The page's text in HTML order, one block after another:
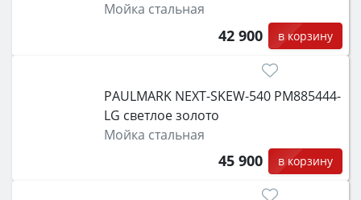
Мойка стальная
42 900 в корзину
PAULMARK NEXT-SKEW-540 PM885444-
LG светлое золото
Мойка стальная
45 900 в корзину